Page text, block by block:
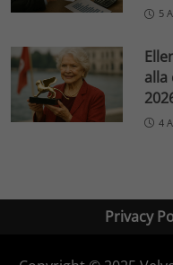
5
alla
4
Privacy